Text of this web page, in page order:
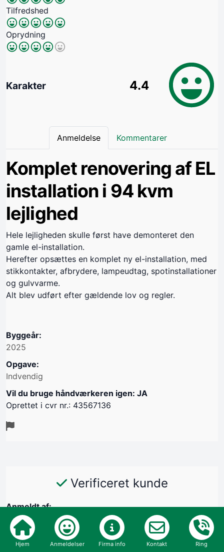
Tilfredshed
Oprydning
Karakter 4.4
Anmeldelse Kommentarer
Komplet renovering af EL
installation i 94 kvm
lejlighed
Hele lejligheden skulle først have demonteret den
gamle el-installation.
Herefter opsættes en komplet ny el-installation, med
stikkontakter, afbrydere, lampeudtag, spotinstallationer
og gulvvarme.
Alt blev udført efter gældende lov og regler.
Byggeår:
2025
Opgave:
Indvendig
Vil du bruge håndværkeren igen: JA
Oprettet i cvr nr.: 43567136
Verificeret kunde
Anmeldt af:
Helle Willemoes, 2980 Kokkedal
29/10-2025
Hjem Anmeldelser Firma info Kontakt Ring